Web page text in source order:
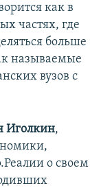
как в
частях, где
больше
называемые
вузов с
Иголкин,
о своем